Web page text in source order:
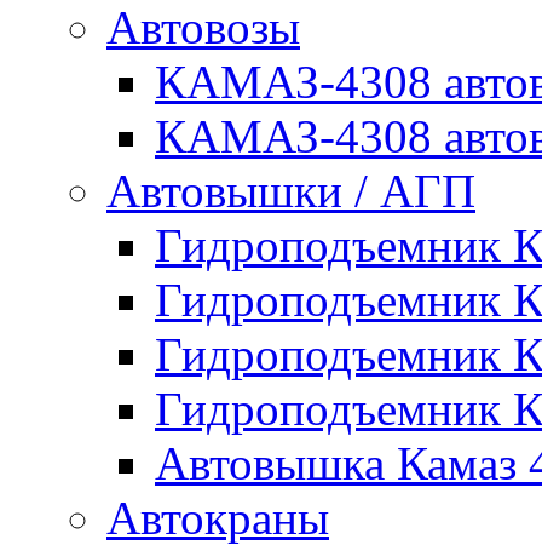
Автовозы
КАМАЗ-4308
КАМАЗ-4308
Автовышки / АГП
Гидроподъемник
Гидроподъемник
Гидроподъемник
Гидроподъемник
Автовышка Камаз
Автокраны